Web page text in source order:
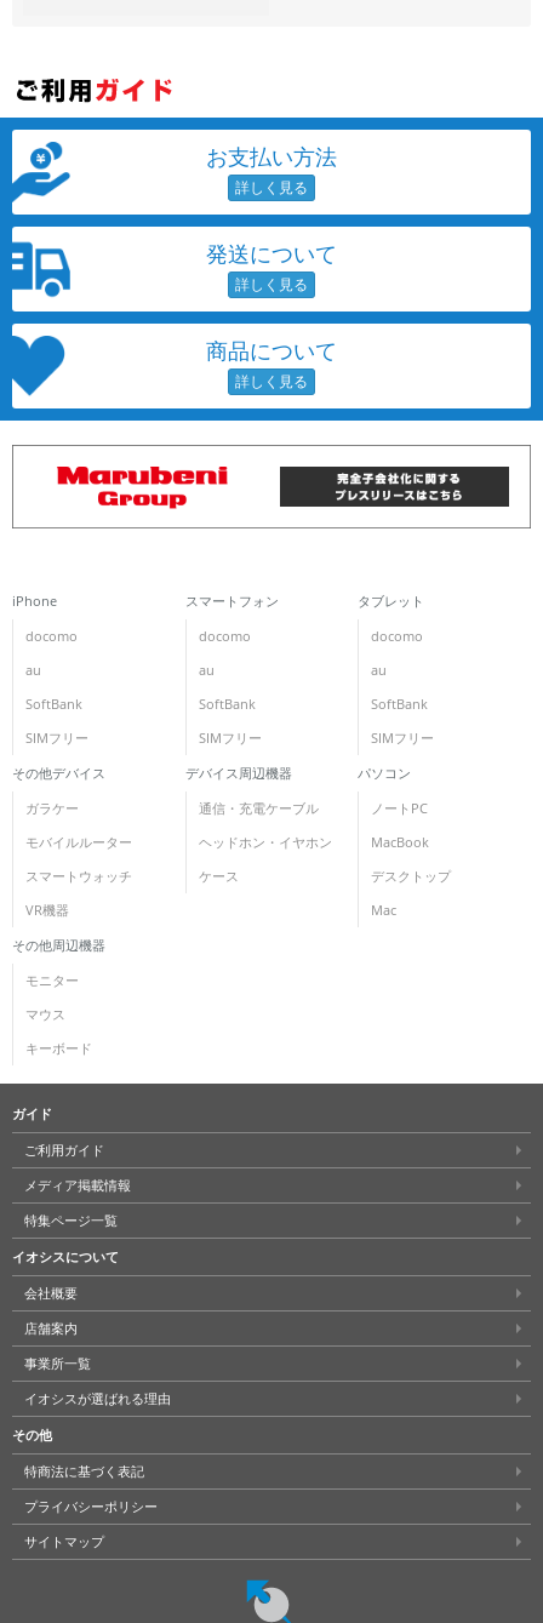
お支払い方法
発送について
商品について
iPhone
docomo
au
SoftBank
SIMフリー
スマートフォン
docomo
au
SoftBank
SIMフリー
タブレット
docomo
au
SoftBank
SIMフリー
その他デバイス
ガラケー
モバイルルーター
スマートウォッチ
VR機器
デバイス周辺機器
通信・充電ケーブル
ヘッドホン・イヤホン
ケース
パソコン
ノートPC
MacBook
デスクトップ
Mac
その他周辺機器
モニター
マウス
キーボード
ガイド
ご利用ガイド
メディア掲載情報
特集ページ一覧
イオシスについて
会社概要
店舗案内
事業所一覧
イオシスが選ばれる理由
その他
特商法に基づく表記
プライバシーポリシー
サイトマップ
容量
~
モニタサイズ
~
価格
円 ～ 円
発売日
月 から
ただし機能別のみ「and検索」となります。